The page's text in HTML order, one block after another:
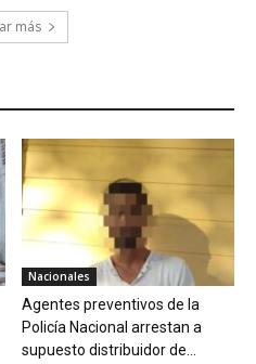
más
Nacionales
Agentes preventivos de la
Policía Nacional arrestan a
supuesto distribuidor de...